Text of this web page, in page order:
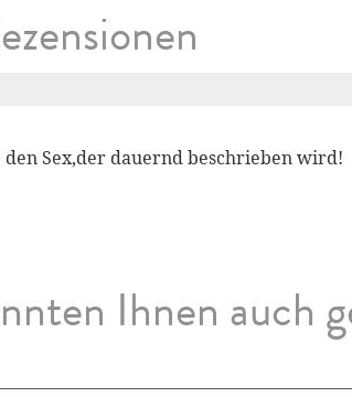
Sex,der dauernd beschrieben wird!
Ihnen auch